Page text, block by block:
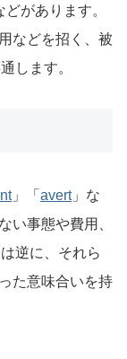
どがあります。
などを招く、被
します。
」「 avert」な
い事態や費用、
逆に、それら
た意味合いを持